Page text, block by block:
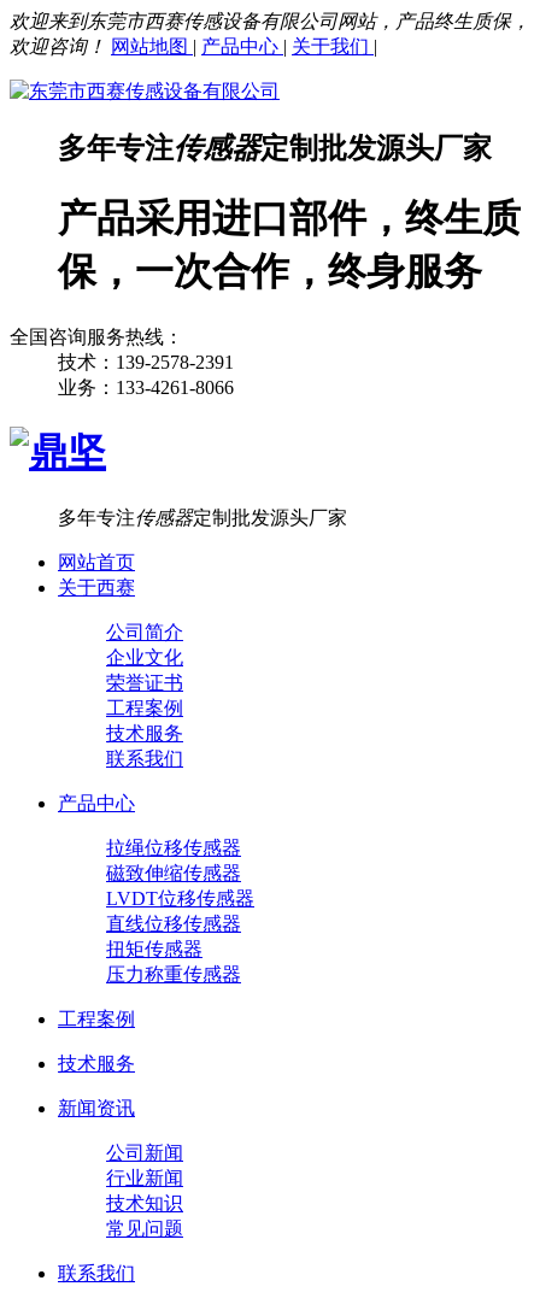
欢迎来到东莞市西赛传感设备有限公司网站，产品终生质保，
欢迎咨询！ 网站地图 | 产品中心 | 关于我们 |
多年专注传感器定制批发源头厂家
产品采用进口部件，终生质
保，一次合作，终身服务
全国咨询服务热线：
技术：139-2578-2391
业务：133-4261-8066
多年专注传感器定制批发源头厂家
网站首页
关于西赛
公司简介
企业文化
荣誉证书
工程案例
技术服务
联系我们
产品中心
拉绳位移传感器
磁致伸缩传感器
LVDT位移传感器
直线位移传感器
扭矩传感器
压力称重传感器
工程案例
技术服务
新闻资讯
公司新闻
行业新闻
技术知识
常见问题
联系我们